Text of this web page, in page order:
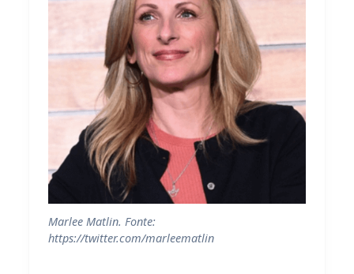
Marlee Matlin. Fonte:
https://twitter.com/marleematlin